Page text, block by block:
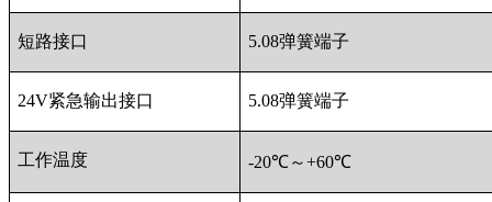
短路接口 5.08弹簧端子
24V紧急输出接口 5.08弹簧端子
工作温度 -20℃～+60℃